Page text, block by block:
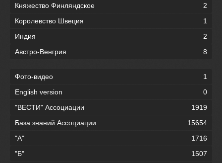
Княжество Финляндское
2
Королевство Швеция
1
Индия
2
Австро-Венгрия
8
Фото-видео
1
English version
0
"ВЕСТИ" Ассоциации
1919
База знаний Ассоциации
15654
"А"
1716
"Б"
1507